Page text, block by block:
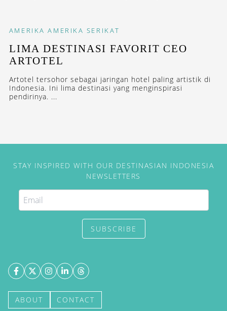
AMERIKA AMERIKA SERIKAT
LIMA DESTINASI FAVORIT CEO
ARTOTEL
Artotel tersohor sebagai jaringan hotel paling artistik di
Indonesia. Ini lima destinasi yang menginspirasi
pendirinya. ...
STAY INSPIRED WITH OUR DESTINASIAN INDONESIA
NEWSLETTERS
SUBSCRIBE
ABOUT CONTACT